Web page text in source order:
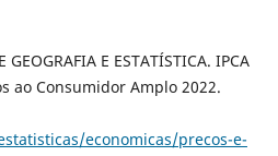
E ESTATÍSTICA. IPCA
ao Consumidor Amplo 2022.
economicas/precos-e-